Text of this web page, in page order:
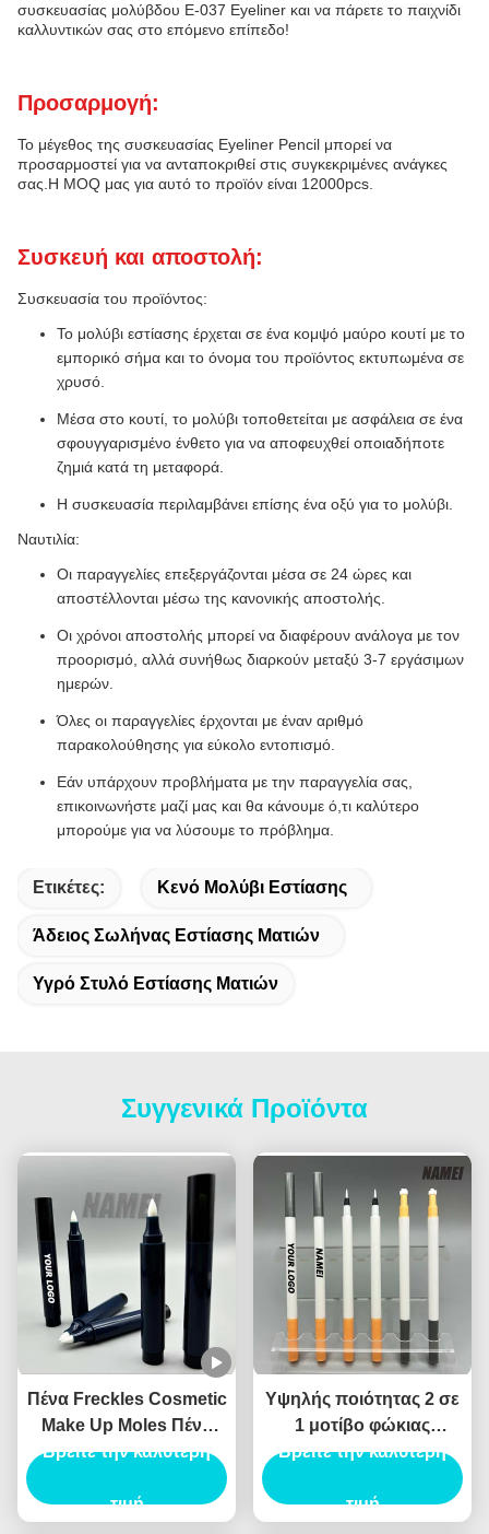
συσκευασίας μολύβδου E-037 Eyeliner και να πάρετε το παιχνίδι
καλλυντικών σας στο επόμενο επίπεδο!
Προσαρμογή:
Το μέγεθος της συσκευασίας Eyeliner Pencil μπορεί να
προσαρμοστεί για να ανταποκριθεί στις συγκεκριμένες ανάγκες
σας.Η MOQ μας για αυτό το προϊόν είναι 12000pcs.
Συσκευή και αποστολή:
Συσκευασία του προϊόντος:
Το μολύβι εστίασης έρχεται σε ένα κομψό μαύρο κουτί με το
εμπορικό σήμα και το όνομα του προϊόντος εκτυπωμένα σε
χρυσό.
Μέσα στο κουτί, το μολύβι τοποθετείται με ασφάλεια σε ένα
σφουγγαρισμένο ένθετο για να αποφευχθεί οποιαδήποτε
ζημιά κατά τη μεταφορά.
Η συσκευασία περιλαμβάνει επίσης ένα οξύ για το μολύβι.
Ναυτιλία:
Οι παραγγελίες επεξεργάζονται μέσα σε 24 ώρες και
αποστέλλονται μέσω της κανονικής αποστολής.
Οι χρόνοι αποστολής μπορεί να διαφέρουν ανάλογα με τον
προορισμό, αλλά συνήθως διαρκούν μεταξύ 3-7 εργάσιμων
ημερών.
Όλες οι παραγγελίες έρχονται με έναν αριθμό
παρακολούθησης για εύκολο εντοπισμό.
Εάν υπάρχουν προβλήματα με την παραγγελία σας,
επικοινωνήστε μαζί μας και θα κάνουμε ό,τι καλύτερο
μπορούμε για να λύσουμε το πρόβλημα.
Ετικέτες: Κενό Μολύβι Εστίασης
Άδειος Σωλήνας Εστίασης Ματιών
Υγρό Στυλό Εστίασης Ματιών
Συγγενικά Προϊόντα
Πένα Freckles Cosmetic
Make Up Moles Πένα
Freckles Custom Logo
Περιέκτη Πένας
Βρείτε την καλύτερη
τιμή
Υψηλής ποιότητας 2 σε
1 μοτίβο φώκιας
Eyeliner υγρό Eyeliner
συσκευασία Canthus
Βρείτε την καλύτερη
τιμή